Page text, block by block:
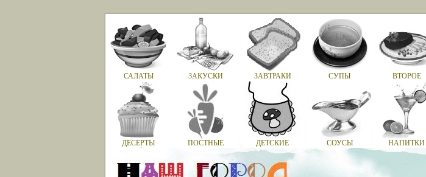
САЛАТЫ ЗАКУСКИ ЗАВТРАКИ СУПЫ ВТОРОЕ
ДЕСЕРТЫ ПОСТНЫЕ ДЕТСКИЕ СОУСЫ НАПИТКИ